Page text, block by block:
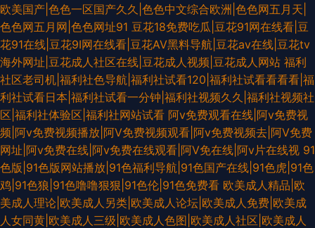
欧美国产|色色一区国产久久|色色中文综合欧洲|色色网五月天|
色色网五月网|色色网址91 豆花18免费吃瓜|豆花91网在线看|豆
花91在线|豆花9I网在线看|豆花AV黑料导航|豆花av在线|豆花tv
海外网址|豆花成人社区在线|豆花成人视频|豆花成人网站 福利
社区老司机|福利社色导航|福利社试看120|福利社试看看看看|福
利社试看日本|福利社试看一分钟|福利社视频久久|福利社视频社
区|福利社体验区|福利社网站试看 阿v免费观看在线|阿v免费视
频|阿v免费视频播放|阿V免费视频观看|阿v免费视频去|阿V免费
网址|阿v免费在线|阿v免费在线观看|阿V免在线|阿v片在线视 91
色版|91色版网站播放|91色福利导航|91色国产在线|91色虎|91色
鸡|91色狼|91色噜噜狠狠|91色伦|91色免费看 欧美成人精品|欧
美成人理论|欧美成人另类|欧美成人论坛|欧美成人免费|欧美成
人女同黄|欧美成人三级|欧美成人色图|欧美成人社区|欧美成人